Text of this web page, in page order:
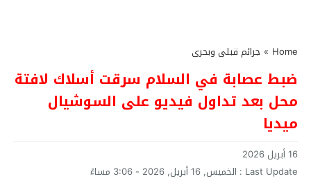
Home
» جرائم قبلى وبحرى
ضبط عصابة في السلام سرقت أسلاك لافتة
محل بعد تداول فيديو على السوشيال
ميديا
16 أبريل 2026
Last Update : الخميس, 16 أبريل, 2026 - 3:06 مساءً